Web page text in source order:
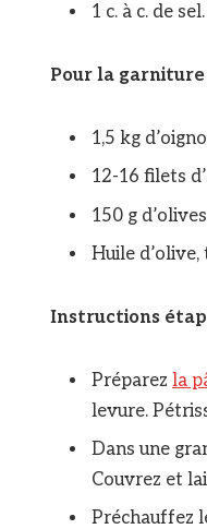
1 c. à c. de sel.
Pour la garniture
1,5 kg
12-16 filets
150 g
Huile
Instructions
Préparez la
levure.
Dans une
Couvrez et
Préchauffez